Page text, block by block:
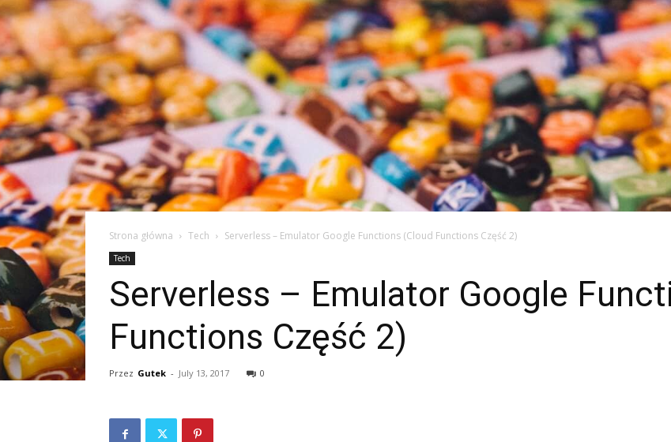
Strona główna Tech Serverless – Emulator Google Functions (Cloud Functions Część 2)
Tech
Serverless – Emulator Google
Functions Część 2)
Przez Gutek - July 13, 2017 0